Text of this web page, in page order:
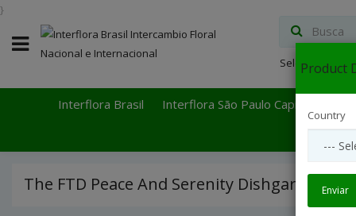
Select
Interflora Brasil Interflora São Paulo Capital
The FTD Peace And Serenity Dishgarden
}
Product
Country
Enviar